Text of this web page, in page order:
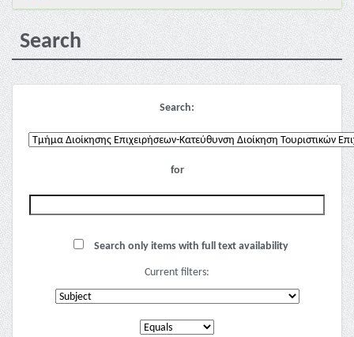
Search
Search:
for
Search only items with full text availability
Current filters: